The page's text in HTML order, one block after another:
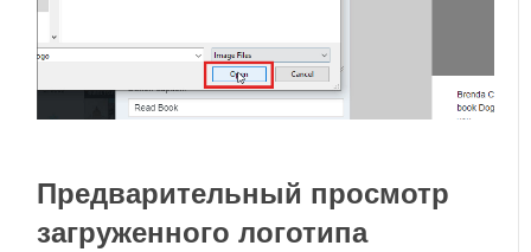
Предварительный просмотр
загруженного логотипа